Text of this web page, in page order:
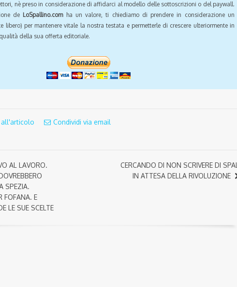
nè preso in considerazione di affidarci al modello delle sottoscrizioni o del paywall.
de LoSpallino.comha un valore, ti chiediamo di prendere in considerazione un
libero) per mantenere vitale la nostra testata e permetterle di crescere ulteriormente in
della sua offerta editoriale.
all'articolo Condividi via email
AL LAVORO.
SPEZIA.
FOFANA. E
LE SUE SCELTE
CERCANDO DI NON SCRIVERE DI SPAL
IN ATTESA DELLA RIVOLUZIONE